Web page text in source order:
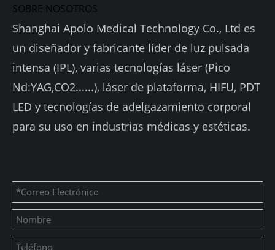
SOBRE NOSOTROS
Shanghai Apolo Medical Technology Co., Ltd es
un diseñador y fabricante líder de luz pulsada
intensa (IPL), varias tecnologías láser (Pico
Nd:YAG,CO2......), láser de plataforma, HIFU, PDT
LED y tecnologías de adelgazamiento corporal
para su uso en industrias médicas y estéticas.